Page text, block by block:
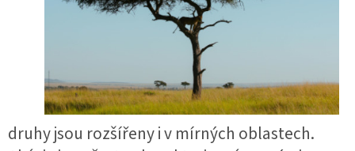
druhy jsou rozšířeny i v mírných oblastech.